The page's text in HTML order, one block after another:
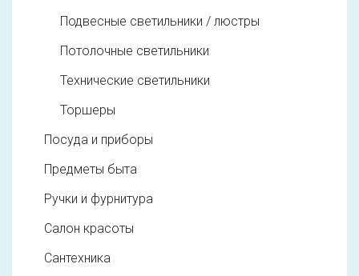
Подвесные светильники / люстры
Потолочные светильники
Технические светильники
Торшеры
Посуда и приборы
Предметы быта
Ручки и фурнитура
Салон красоты
Сантехника